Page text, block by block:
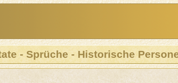
- Sprüche - Historische